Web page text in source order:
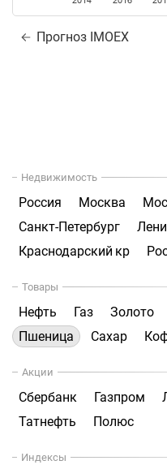
Прогноз IMOEX
Недвижимость
Россия Москва
Санкт-Петербург
Краснодарский кр
Товары
Нефть Газ Золото
Пшеница
Сахар
Акции
Сбербанк Газпром
Татнефть
Полюс
Индексы